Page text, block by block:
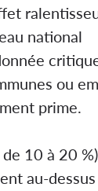
national
ou
prime.
10 à 20
au-